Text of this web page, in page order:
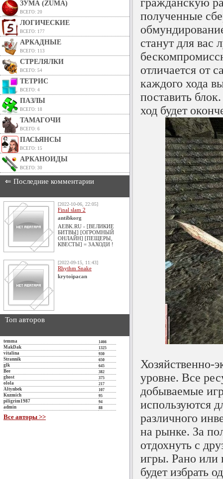
ЗУМА (ZUMA)
ВСЕГО: 20
ЛОГИЧЕСКИЕ
ВСЕГО: 177
АРКАДНЫЕ
ВСЕГО: 113
СТРЕЛЯЛКИ
ВСЕГО: 54
ТЕТРИС
ВСЕГО: 4
ПАЗЛЫ
ВСЕГО: 18
ТАМАГОЧИ
ВСЕГО: 6
ПАСЬЯНСЫ
ВСЕГО: 15
АРКАНОИДЫ
ВСЕГО: 30
⇐ Последние комментарии
[2022-10-06, 22:05]
Final slam 2
antibkorg
AEBK.RU - [ВЕЛИКИЕ
БИТВЫ] [ОГРОМНЫЙ
ОНЛАЙН] [ПЕЩЕРЫ,
КВЕСТЫ] = ЗАХОДИ !
[2022-09-15, 11:43]
Rhythm Snake
krytoipacan
Топ авторов
temma 1466
MakDak 1325
vitalina 930
Strannik 650
glk 645
Bee 382
ghost 375
olola 217
Altynbek 107
Kuzmich 95
piligrim1987 94
admin 88
Все авторы >>
полученные
станут для
отличается от
каждого хода
поставить
ход будет
Хозяйственно-
уровне. Все
добываемые
используются
различного
на рынке. За
отдохнуть с
игры. Рано или
будет избрать